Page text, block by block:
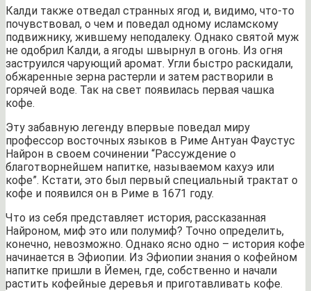
Калди также отведал странных ягод и, видимо, что-то
почувствовал, о чем и поведал одному исламскому
подвижнику, жившему неподалеку. Однако святой муж
не одобрил Калди, а ягоды швырнул в огонь. Из огня
заструился чарующий аромат. Угли быстро раскидали,
обжаренные зерна растерли и затем растворили в
горячей воде. Так на свет появилась первая чашка
кофе.
Эту забавную легенду впервые поведал миру
профессор восточных языков в Риме Антуан Фаустус
Найрон в своем сочинении “Рассуждение о
благотворнейшем напитке, называемом кахуэ или
кофе”. Кстати, это был первый специальный трактат о
кофе и появился он в Риме в 1671 году.
Что из себя представляет история, рассказанная
Найроном, миф это или полумиф? Точно определить,
конечно, невозможно. Однако ясно одно – история кофе
начинается в Эфиопии. Из Эфиопии знания о кофейном
напитке пришли в Йемен, где, собственно и начали
растить кофейные деревья и приготавливать кофе.